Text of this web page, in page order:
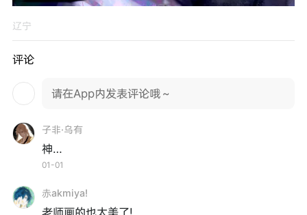
辽宁
评论
请在App内发表评论哦～
子非·乌有
神…
01-01
赤akmiya!